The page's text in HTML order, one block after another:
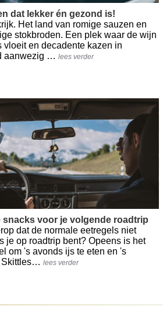
dat lekker én gezond is!
Het land van romige sauzen en
stokbroden. Een plek waar de wijn
vloeit en decadente kazen in
aanwezig … lees verder
snacks voor je volgende roadtrip
dat de normale eetregels niet
je op roadtrip bent? Opeens is het
om 's avonds ijs te eten en 's
Skittles… lees verder